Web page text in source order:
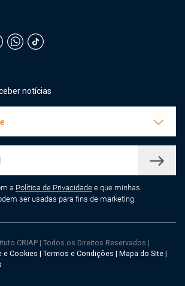
notícias
a Política de Privacidade e que minhas
ser usadas para fins de marketing.
CRIAP | Todos os Direitos Reservados |
e Cookies | Termos e Condições | Mapa do Site |